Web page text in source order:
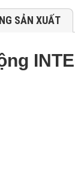
SẢN XUẤT